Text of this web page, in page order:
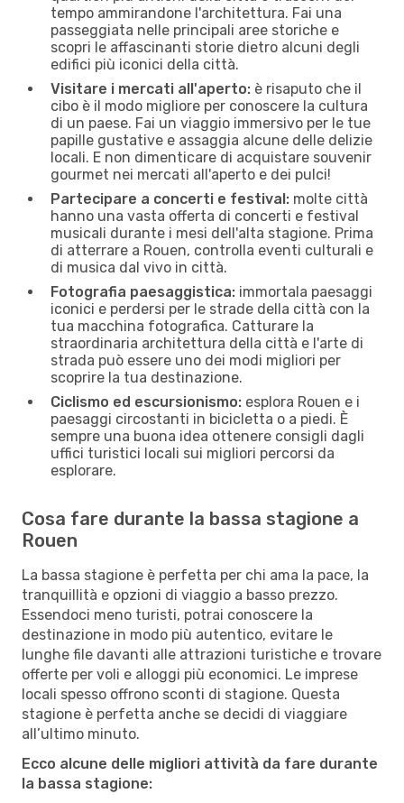
tempo ammirandone l'architettura. Fai una
passeggiata nelle principali aree storiche e
scopri le affascinanti storie dietro alcuni degli
edifici più iconici della città.
Visitare i mercati all'aperto: è risaputo che il
cibo è il modo migliore per conoscere la cultura
di un paese. Fai un viaggio immersivo per le tue
papille gustative e assaggia alcune delle delizie
locali. E non dimenticare di acquistare souvenir
gourmet nei mercati all'aperto e dei pulci!
Partecipare a concerti e festival: molte città
hanno una vasta offerta di concerti e festival
musicali durante i mesi dell'alta stagione. Prima
di atterrare a Rouen, controlla eventi culturali e
di musica dal vivo in città.
Fotografia paesaggistica: immortala paesaggi
iconici e perdersi per le strade della città con la
tua macchina fotografica. Catturare la
straordinaria architettura della città e l'arte di
strada può essere uno dei modi migliori per
scoprire la tua destinazione.
Ciclismo ed escursionismo: esplora Rouen e i
paesaggi circostanti in bicicletta o a piedi. È
sempre una buona idea ottenere consigli dagli
uffici turistici locali sui migliori percorsi da
esplorare.
Cosa fare durante la bassa stagione a
Rouen
La bassa stagione è perfetta per chi ama la pace, la
tranquillità e opzioni di viaggio a basso prezzo.
Essendoci meno turisti, potrai conoscere la
destinazione in modo più autentico, evitare le
lunghe file davanti alle attrazioni turistiche e trovare
offerte per voli e alloggi più economici. Le imprese
locali spesso offrono sconti di stagione. Questa
stagione è perfetta anche se decidi di viaggiare
all’ultimo minuto.
Ecco alcune delle migliori attività da fare durante
la bassa stagione: